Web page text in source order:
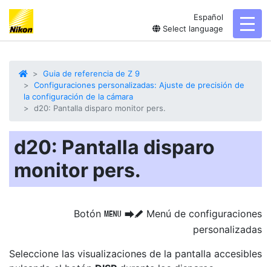
Español
Select language
Guia de referencia de Z 9
Configuraciones personalizadas: Ajuste de precisión de
la configuración de la cámara
d20: Pantalla disparo monitor pers.
d20: Pantalla disparo
monitor pers.
Botón G UA Menú de configuraciones
personalizadas
Seleccione las visualizaciones de la pantalla accesibles